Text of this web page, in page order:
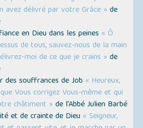
avez délivré par votre Grâce » de
en Dieu dans les peines « Ô
de tous, sauvez-nous de la main
moi de ce que je crains » de
des souffrances de Job « Heureux,
Vous corrigez Vous-même et qui
châtiment » de l’Abbé Julien Barbé
et de crainte de Dieu « Seigneur,